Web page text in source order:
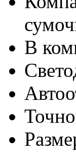
В